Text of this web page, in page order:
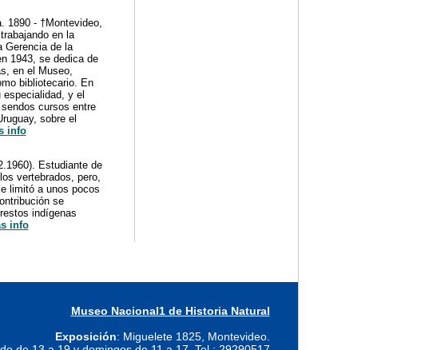
1890 - †Montevideo,
en la
Gerencia de la
1943, se dedica de
en el Museo,
bibliotecario. En
y el
cursos entre
sobre el
info
Estudiante de
vertebrados, pero,
limitó a unos pocos
se
indígenas
info
Museo Nacional1 de Historia Natural
Exposición: Miguelete 1825, Montevideo.